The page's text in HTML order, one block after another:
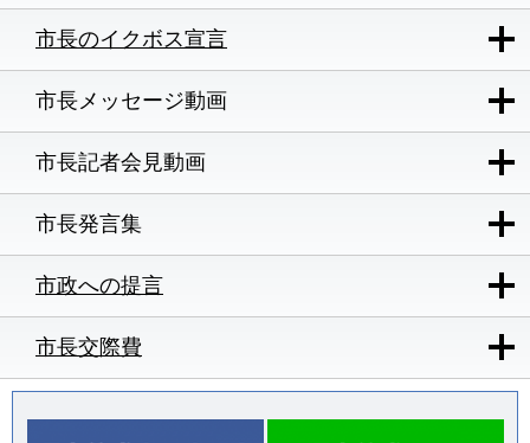
市長のイクボス宣言
市長メッセージ動画
市長記者会見動画
市長発言集
市政への提言
市長交際費